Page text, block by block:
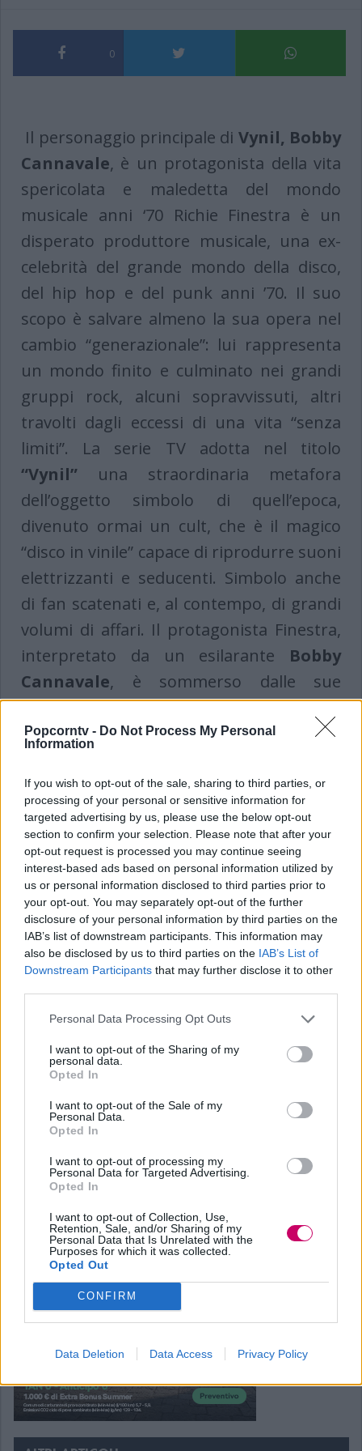
Popcorntv - Do Not Process My Personal
Information
If you wish to opt-out of the sale, sharing to third parties, or
processing of your personal or sensitive information for
targeted advertising by us, please use the below opt-out
section to confirm your selection. Please note that after your
opt-out request is processed you may continue seeing
interest-based ads based on personal information utilized by
us or personal information disclosed to third parties prior to
your opt-out. You may separately opt-out of the further
disclosure of your personal information by third parties on the
IAB’s list of downstream participants. This information may
also be disclosed by us to third parties on the IAB’s List of
Downstream Participants that may further disclose it to other
Personal Data Processing Opt Outs
I want to opt-out of the Sharing of my
personal data.
Opted In
I want to opt-out of the Sale of my
Personal Data.
Opted In
I want to opt-out of processing my
Personal Data for Targeted Advertising.
Opted In
I want to opt-out of Collection, Use,
Retention, Sale, and/or Sharing of my
Personal Data that Is Unrelated with the
Purposes for which it was collected.
Opted Out
CONFIRM
Data Deletion Data Access Privacy Policy
0
Il personaggio principale di Vynil, Bobby
Cannavale, è un protagonista della vita
spericolata e maledetta del mondo
musicale anni ‘70 Richie Finestra è un
disperato produttore musicale, una ex-
celebrità del grande mondo della disco,
del hip hop e del punk anni ’70. Il suo
scopo è salvare almeno la sua opera nel
cambio “generazionale”: lui rappresenta
un mondo finito e culminato nei grandi
gruppi rock, alcuni sopravvissuti, altri
travolti dagli eccessi di una vita “senza
limiti”. La serie TV adotta nel titolo
“Vynil” una straordinaria metafora
dell’oggetto simbolo di quell’epoca,
divenuto ormai un cult, che è il magico
“disco in vinile” capace di riprodurre suoni
elettrizzanti e seducenti. Simbolo anche
di fan scatenati e, al contempo, di grandi
volumi di affari. Il protagonista Finestra,
interpretato da un esilarante Bobby
Cannavale, è sommerso dalle sue
inquietudini e dai tormenti della fine di
un’era musicale, lui stesso esponente del
sorprendentemente, non si lascia
scoraggiare troppo a lungo dalla fine del
suo mondo.
Riproduzione riservata ©2026 -PCTV
TAG
ultimo aggiornamento: 10/11/2021
Seguici su